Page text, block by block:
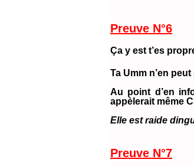
Preuve N°6
Ça y est t’es
Ta Umm n’en
Au point d’en
appèlerait même
Elle est raide
Preuve N°7